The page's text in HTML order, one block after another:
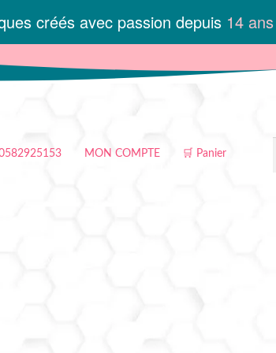
créés avec passion depuis 14 ans
MON COMPTE 🛒 Panier